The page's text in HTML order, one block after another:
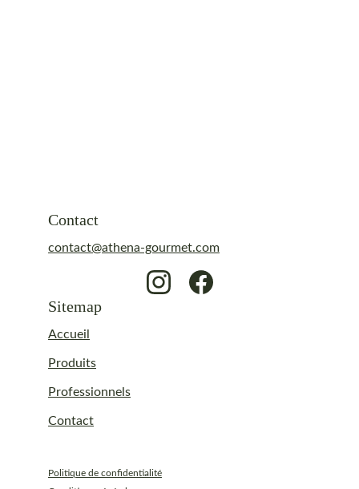
Contact
contact@athena-gourmet.com
Sitemap
Accueil
Produits
Professionnels
Contact
Politique de confidentialité